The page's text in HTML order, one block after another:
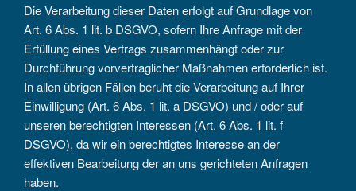
Die Verarbeitung dieser Daten erfolgt auf Grundlage von
Art. 6 Abs. 1 lit. b DSGVO, sofern Ihre Anfrage mit der
Erfüllung eines Vertrags zusammenhängt oder zur
Durchführung vorvertraglicher Maßnahmen erforderlich ist.
In allen übrigen Fällen beruht die Verarbeitung auf Ihrer
Einwilligung (Art. 6 Abs. 1 lit. a DSGVO) und / oder auf
unseren berechtigten Interessen (Art. 6 Abs. 1 lit. f
DSGVO), da wir ein berechtigtes Interesse an der
effektiven Bearbeitung der an uns gerichteten Anfragen
haben.